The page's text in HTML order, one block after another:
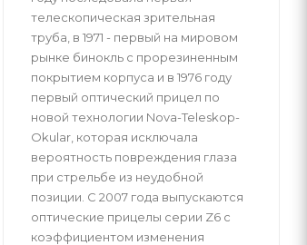
телескопическая зрительная
труба, в 1971 - первый на мировом
рынке бинокль с прорезиненным
покрытием корпуса и в 1976 году
первый оптический прицел по
новой технологии Nova-Teleskop-
Okular, которая исключала
вероятность повреждения глаза
при стрельбе из неудобной
позиции. С 2007 года выпускаются
оптические прицелы серии Z6 с
коэффициентом изменения